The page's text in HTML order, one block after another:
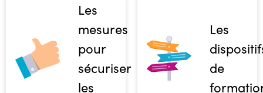
Les
mesures
pour
sécuriser
les
Les
de